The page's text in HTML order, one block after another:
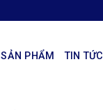
SẢN PHẨM TIN TỨC